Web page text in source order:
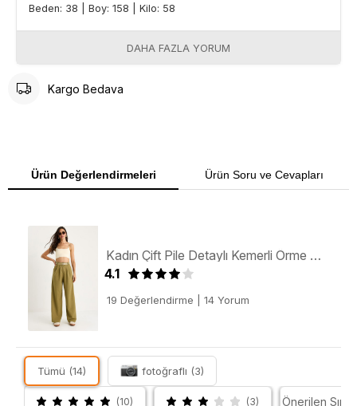
Beden: 38 Boy: 158 Kilo: 58
DAHA FAZLA YORUM
Kargo Bedava
Ürün Değerlendirmeleri Ürün Soru ve Cevapları
Kadın Çift Pile Detaylı Kemerli Örme Pantolon 3851 60261449 - Yağ Yeşili
4.1
19 Değerlendirme 14 Yorum
Tümü (14) fotoğraflı (3)
(10) (3)